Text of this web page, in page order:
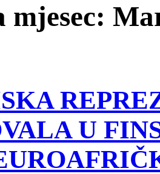
mjesec:
U